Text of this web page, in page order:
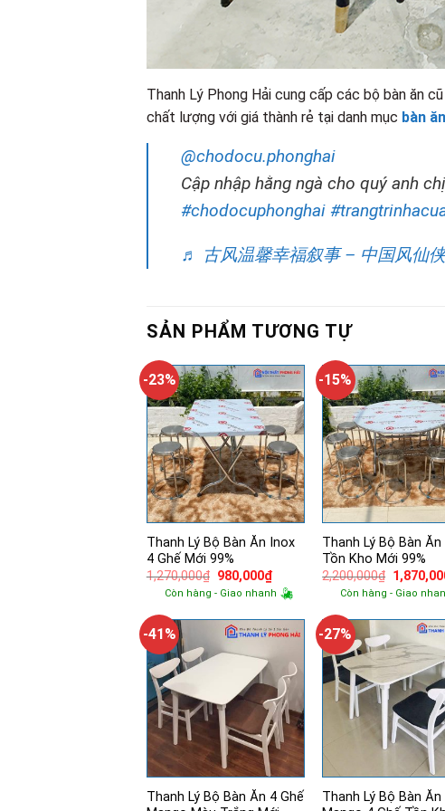
Thanh Lý Phong Hải cung cấp các bộ bàn ăn
chất lượng với giá thành rẻ tại danh mục bàn
@chodocu.phonghai
Cập nhập hằng ngà cho quý anh
#chodocuphonghai
♬ 古风温馨幸福叙事 – 中国风仙
SẢN PHẨM TƯƠNG TỰ
-23%
Thanh Lý Bộ Bàn Ăn Inox
4 Ghế Mới 99%
1,270,000₫ Giá
gốc
là:
980,000₫Giá
hiện
tại
980,000₫.
Còn hàng - Giao nhanh
-15%
Thanh Lý Bộ Bàn
Tồn Kho Mới 99%
2,200,000₫ Giá
gốc
là:
Còn hàng - Giao
-41%
Thanh Lý Bộ Bàn Ăn 4 Ghế
-27%
Thanh Lý Bộ Bàn Ăn